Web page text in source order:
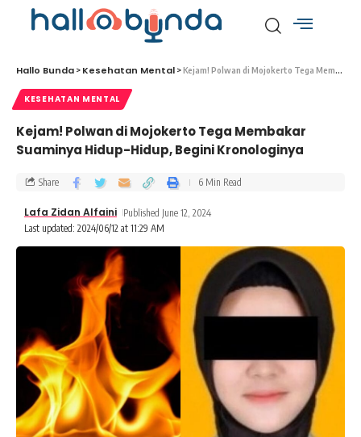
Hallo Bunda > Kesehatan Mental >Kejam! Polwan di Mojokerto Tega Membakar Suaminya Hidup-Hidup, Begini Kronologinya
KESEHATAN MENTAL
Kejam! Polwan di Mojokerto Tega Membakar
Suaminya Hidup-Hidup, Begini Kronologinya
Last updated: 2024/06/12 at 11:29 AM
Lafa Zidan Alfaini Published June 12, 2024
Share 6 Min Read